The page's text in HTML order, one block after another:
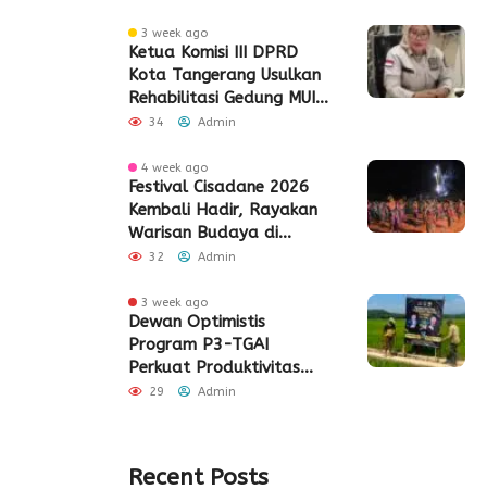
3 week ago
Ketua Komisi III DPRD
Kota Tangerang Usulkan
Rehabilitasi Gedung MUI
Periuk
34 Admin
4 week ago
Festival Cisadane 2026
Kembali Hadir, Rayakan
Warisan Budaya di
Jantung Kota Tangerang
32 Admin
3 week ago
Dewan Optimistis
Program P3-TGAI
Perkuat Produktivitas
Pertanian di Lebak
29 Admin
Recent Posts